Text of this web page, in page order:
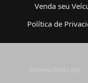
Venda seu
Política de